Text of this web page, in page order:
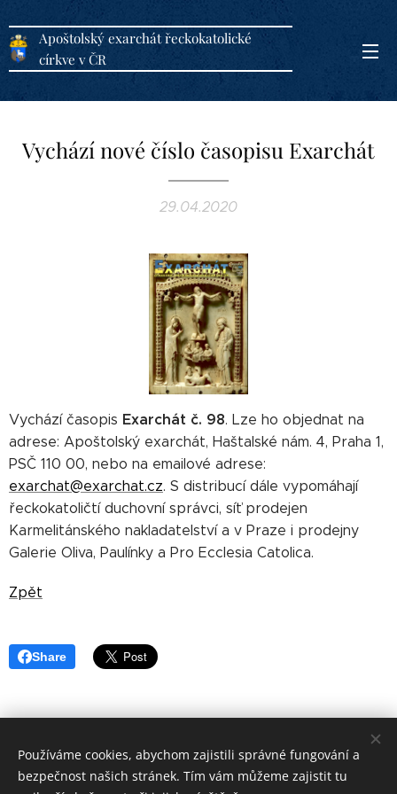
Apoštolský exarchát řeckokatolické
církve v ČR
Vychází nové číslo časopisu Exarchát
29.04.2020
Vychází časopis Exarchát č. 98. Lze ho objednat na
adrese: Apoštolský exarchát, Haštalské nám. 4, Praha 1,
PSČ 110 00, nebo na emailové adrese:
exarchat@exarchat.cz. S distribucí dále vypomáhají
řeckokatoličtí duchovní správci, síť prodejen
Karmelitánského nakladatelství a v Praze i prodejny
Galerie Oliva, Paulínky a Pro Ecclesia Catolica.
Zpět
Share
Apoštolský exarchát řeckokatolické
církve v ČR 2019
Používáme cookies, abychom zajistili správné fungování a
bezpečnost našich stránek. Tím vám můžeme zajistit tu